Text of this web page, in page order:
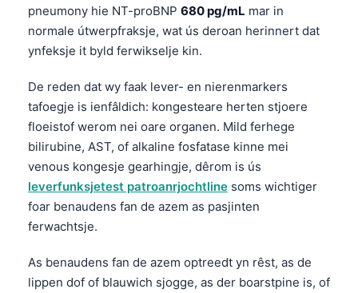
pneumony hie NT-proBNP 680 pg/mL mar in
normale útwerpfraksje, wat ús deroan herinnert dat
ynfeksje it byld ferwikselje kin.
De reden dat wy faak lever- en nierenmarkers
tafoegje is ienfâldich: kongesteare herten stjoere
floeistof werom nei oare organen. Mild ferhege
bilirubine, AST, of alkaline fosfatase kinne mei
venous kongesje gearhingje, dêrom is ús
leverfunksjetest patroanrjochtline soms wichtiger
foar benaudens fan de azem as pasjinten
ferwachtsje.
As benaudens fan de azem optreedt yn rêst, as de
lippen dof of blauwich sjogge, as der boarstpine is, of
ភាសាខ្មែរ
Kiswahili
አማርኛ
Українська
O‘zbekcha
Català
Қазақ тілі
Slovenčina